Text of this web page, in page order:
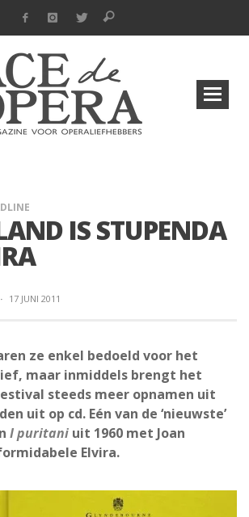
IS STUPENDA
· 17 JUNI 2011
ze enkel bedoeld voor het
maar inmiddels brengt het
steeds meer opnamen uit
uit op cd. Eén van de ‘nieuwste’
I puritani uit 1960 met Joan
Elvira.